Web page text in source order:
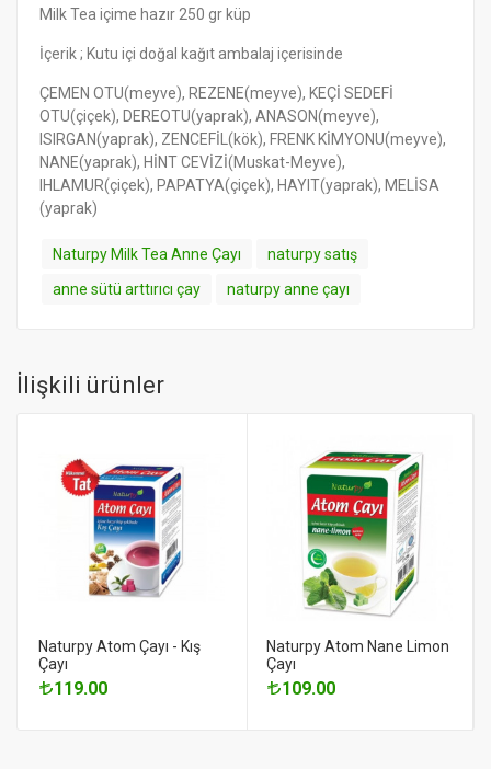
Milk Tea içime hazır 250 gr küp
İçerik ; Kutu içi doğal kağıt ambalaj içerisinde
ÇEMEN OTU(meyve), REZENE(meyve), KEÇİ SEDEFİ
OTU(çiçek), DEREOTU(yaprak), ANASON(meyve),
ISIRGAN(yaprak), ZENCEFİL(kök), FRENK KİMYONU(meyve),
NANE(yaprak), HİNT CEVİZİ(Muskat-Meyve),
IHLAMUR(çiçek), PAPATYA(çiçek), HAYIT(yaprak), MELİSA
(yaprak)
Naturpy Milk Tea Anne Çayı
naturpy satış
anne sütü arttırıcı çay
naturpy anne çayı
İlişkili ürünler
Naturpy Atom Çayı - Kış
Çayı
119.00
Naturpy Atom Nane Limon
Çayı
109.00